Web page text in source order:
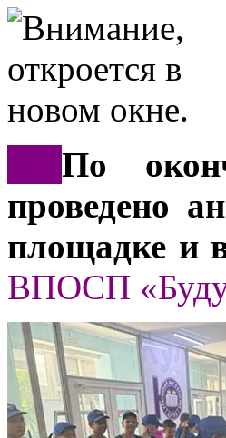
По
проведено
площадке и
ВПОСП